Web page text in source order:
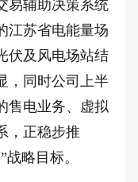
易辅助决策系统
江苏省电能量场
伏及风电场站结
，同时公司上半
售电业务、虚拟
，正稳步推
略目标。